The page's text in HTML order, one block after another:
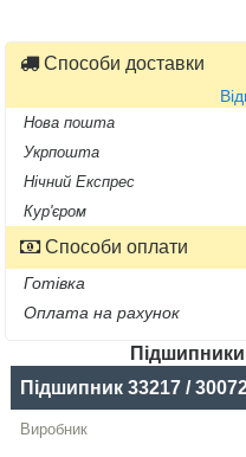
Способи доставки
Нова пошта
Укрпошта
Нічний Експрес
Кур'єром
Способи оплати
Готівка
Оплата на рахунок
Назва
Виробник
Підшипник 33217 /